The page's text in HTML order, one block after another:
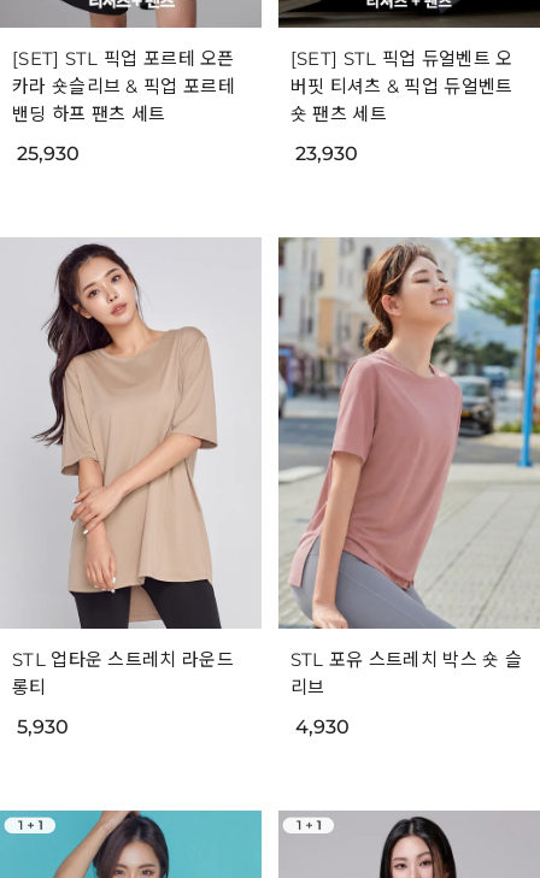
[SET] STL 픽업 포르테 오픈
카라 숏슬리브 & 픽업 포르테
밴딩 하프 팬츠 세트
25,930
[SET] STL 픽업 듀얼벤트 오
버핏 티셔츠 & 픽업 듀얼벤트
숏 팬츠 세트
23,930
STL 업타운 스트레치 라운드
롱티
5,930
STL 포유 스트레치 박스 숏 슬
리브
4,930